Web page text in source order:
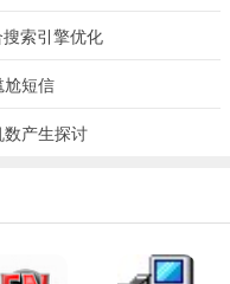
数值，并将该颜色填充图表
定其数值单位与格式，同时
格式，包括按标签位置切线
索引擎优化
短信
产生探讨